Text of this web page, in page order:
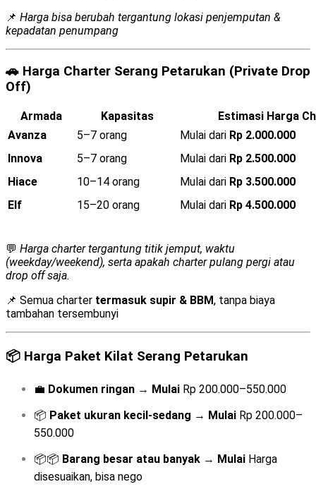
📌 Harga bisa berubah tergantung lokasi penjemputan &
kepadatan penumpang
🚗 Harga Charter Serang Petarukan (Private Drop
Off)
Armada Kapasitas
Estimasi Harga
Avanza
5–7 orang Mulai dari Rp 2.000.000
Innova
5–7 orang Mulai dari Rp 2.500.000
Hiace
10–14 orang Mulai dari Rp 3.500.000
Elf
15–20 orang Mulai dari Rp 4.500.000
💬 Harga charter tergantung titik jemput, waktu
(weekday/weekend), serta apakah charter pulang pergi atau
drop off saja.
📌 Semua charter termasuk supir & BBM, tanpa biaya
tambahan tersembunyi
📦 Harga Paket Kilat Serang Petarukan
💼 Dokumen ringan → Mulai Rp 200.000–550.000
📦 Paket ukuran kecil-sedang → Mulai Rp 200.000–
550.000
📦📦 Barang besar atau banyak → Mulai Harga
disesuaikan, bisa nego